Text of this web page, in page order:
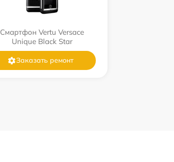
Смартфон Vertu Versace
Unique Black Star
Заказать ремонт